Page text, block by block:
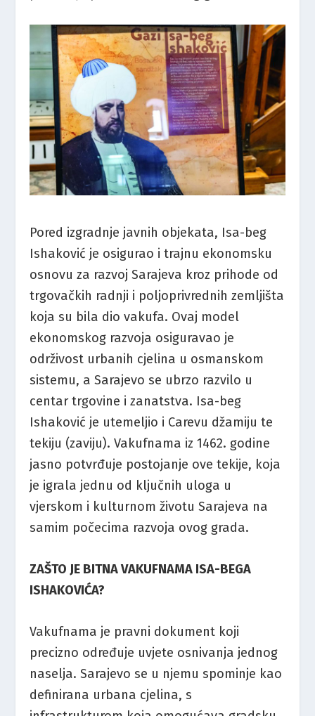
Pored izgradnje javnih objekata, Isa-beg
Ishaković je osigurao i trajnu ekonomsku
osnovu za razvoj Sarajeva kroz prihode od
trgovačkih radnji i poljoprivrednih zemljišta
koja su bila dio vakufa. Ovaj model
ekonomskog razvoja osiguravao je
održivost urbanih cjelina u osmanskom
sistemu, a Sarajevo se ubrzo razvilo u
centar trgovine i zanatstva. Isa-beg
Ishaković je utemeljio i Carevu džamiju te
tekiju (zaviju). Vakufnama iz 1462. godine
jasno potvrđuje postojanje ove tekije, koja
je igrala jednu od ključnih uloga u
vjerskom i kulturnom životu Sarajeva na
samim počecima razvoja ovog grada.
ZAŠTO JE BITNA VAKUFNAMA ISA-BEGA
ISHAKOVIĆA?
Vakufnama je pravni dokument koji
precizno određuje uvjete osnivanja jednog
naselja. Sarajevo se u njemu spominje kao
definirana urbana cjelina, s